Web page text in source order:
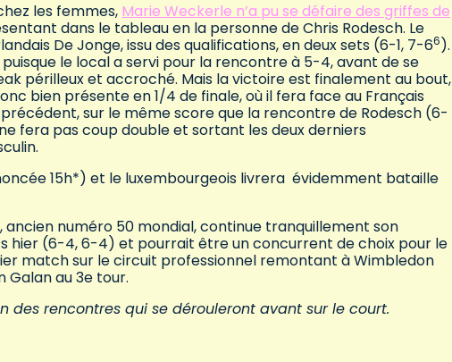
les femmes, Marie Weckerle n’a pu se défaire des griffes de
dans le tableau en la personne de Chris Rodesch. Le
De Jonge, issu des qualifications, en deux sets (6-1, 7-66).
le local a servi pour la rencontre à 5-4, avant de se
périlleux et accroché. Mais la victoire est finalement au bout,
bien présente en 1/4 de finale, où il fera face au Français
sur le même score que la rencontre de Rodesch (6-
fera pas coup double et sortant les deux derniers
15h*) et le luxembourgeois livrera évidemment bataille
, ancien numéro 50 mondial, continue tranquillement son
hier (6-4, 6-4) et pourrait être un concurrent de choix pour le
match sur le circuit professionnel remontant à Wimbledon
Galan au 3e tour.
des rencontres qui se dérouleront avant sur le court.